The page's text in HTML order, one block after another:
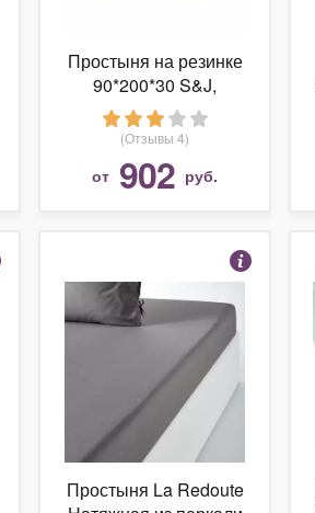
Простыня на резинке
90*200*30 S&J,
перкаль, лиловая
(Отзывы 4)
от 902 руб.
Простыня La Redoute